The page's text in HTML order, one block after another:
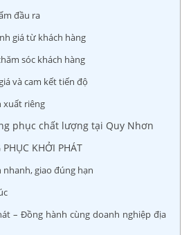
đầu ra
giá từ khách hàng
sóc khách hàng
và cam kết tiến độ
xuất riêng
phục chất lượng tại Quy Nhơn
KHỞI PHÁT
giao đúng hạn
– Đồng hành cùng doanh nghiệp địa